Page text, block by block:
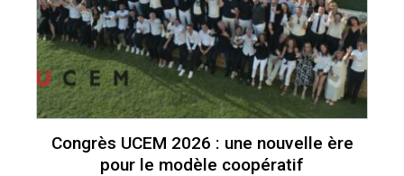
Congrès UCEM 2026 : une nouvelle ère
pour le modèle coopératif